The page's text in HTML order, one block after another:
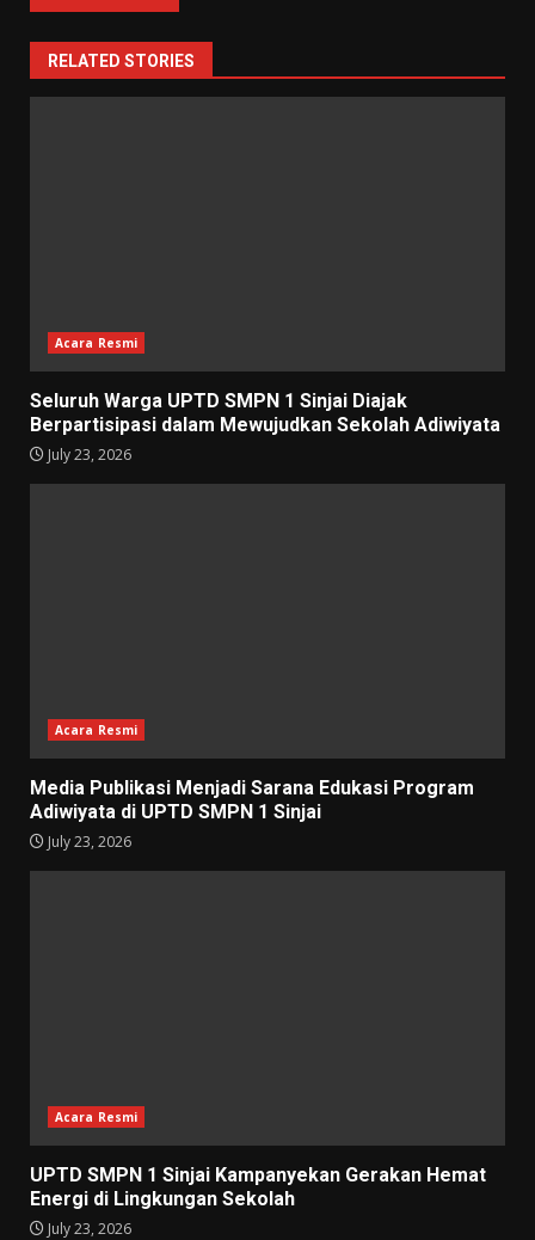
RELATED STORIES
Acara Resmi
Seluruh Warga UPTD SMPN 1 Sinjai Diajak
Berpartisipasi dalam Mewujudkan Sekolah Adiwiyata
July 23, 2026
Acara Resmi
Media Publikasi Menjadi Sarana Edukasi Program
Adiwiyata di UPTD SMPN 1 Sinjai
July 23, 2026
Acara Resmi
UPTD SMPN 1 Sinjai Kampanyekan Gerakan Hemat
Energi di Lingkungan Sekolah
July 23, 2026